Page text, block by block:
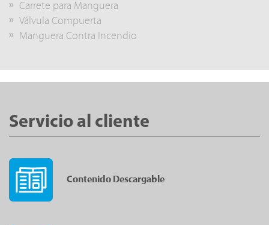
Carrete para Manguera
Válvula Compuerta
Manguera Contra Incendio
Servicio al cliente
Contenido Descargable